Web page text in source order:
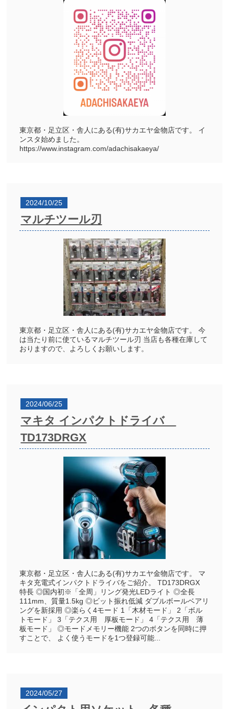
東京都・足立区・舎人にある(有)サカエヤ金物店です。 イ
ンスタ始めました。
https://www.instagram.com/adachisakaeya/
2024/10/25
マルチツール刃
東京都・足立区・舎人にある(有)サカエヤ金物店です。 今
は当たり前に使ているマルチツール刃 当店も各種在庫して
おりますので、よろしくお願いします。
2024/06/25
マキタ インパクトドライバ
TD173DRGX
東京都・足立区・舎人にある(有)サカエヤ金物店です。 マ
キタ充電式インパクトドライバをご紹介。 TD173DRGX
特長 ◎国内初※「全周」リング発光LEDライト ◎全長
111mm、質量1.5kg ◎ビット振れ低減 ダブルボールベアリ
ングを新採用 ◎楽らく4モード 1「木材モード」 2「ボル
トモード」 3「テクス用 厚板モード」 4「テクス用 薄
板モード」 ◎モードメモリー機能 2つのボタンを同時に押
すことで、 よく使うモードを1つ登録可能...
2024/05/27